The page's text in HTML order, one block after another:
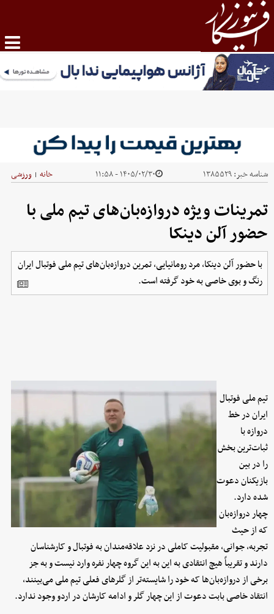
شناسه خبر:۱۳۸۵۵۲۹ ۱۴۰۵/۰۲/۳۰ - ۱۱:۵۸ خانه | ورزشی
تمرینات ویژه دروازه‌بان‌های تیم ملی با
حضور آلن دینکا
با حضور آلن دینکا، مرد رومانیایی، تمرین دروازه‌بان‌های تیم ملی فوتبال ایران
رنگ و بوی خاصی به خود گرفته است.
تیم ملی فوتبال
ایران در خط
دروازه با
ثبات‌ترین بخش
را در بین
بازیکنان دعوت
شده دارد.
چهار دروازه‌بان
که از حیث
تجربه، جوانی، مقبولیت کاملی در نزد علاقه‌مندان به فوتبال و کارشناسان
دارند و تقریباً هیچ انتقادی به این به این گروه چهار نفره وارد نیست و به جز
برخی از دروازه‌بان‌ها که خود را شایسته‌تر از گلرهای فعلی تیم ملی می‌بینند،
انتقاد خاصی بابت دعوت از این چهار گلر و ادامه کارشان در اردو وجود ندارد.